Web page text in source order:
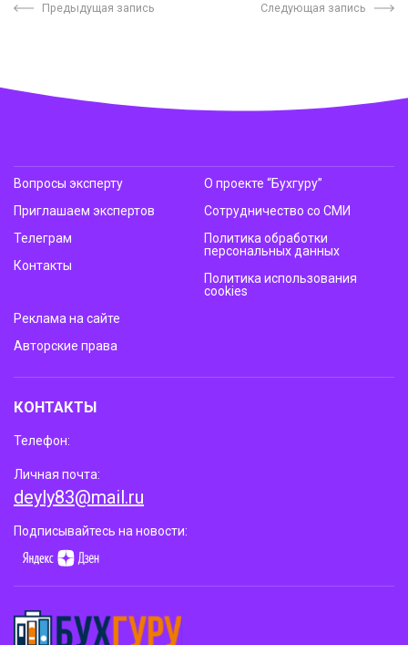
Предыдущая запись Следующая запись
Вопросы эксперту
Приглашаем экспертов
Телеграм
Контакты
О проекте “Бухгуру”
Сотрудничество со СМИ
Политика обработки
персональных данных
Политика использования
cookies
Реклама на сайте
Авторские права
КОНТАКТЫ
Телефон:
Личная почта:
deyly83@mail.ru
Подписывайтесь на новости: